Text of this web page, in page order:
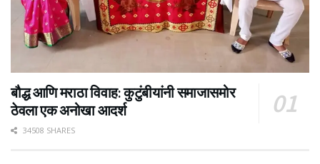
बौद्ध आणि मराठा विवाह: कुटुंबीयांनी समाजासमोर
ठेवला एक अनोखा आदर्श
34508 SHARES